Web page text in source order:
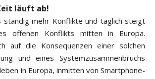
läuft ab!
mehr Konflikte und täglich steigt
offenen Konflikts mitten in Europa.
auf die Konsequenzen einer solchen
und eines Systemzusammenbruchs
in Europa, inmitten von Smartphone-